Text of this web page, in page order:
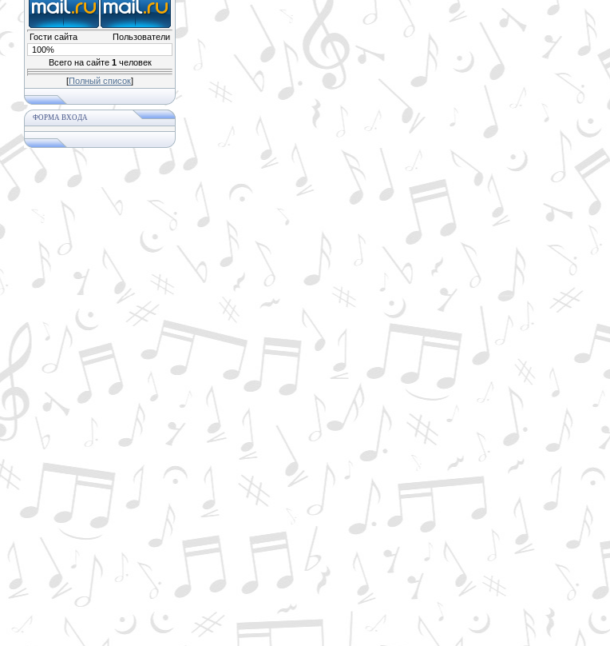
Гости сайта
Пользователи
100%
Всего на сайте 1человек
[Полный список]
ФОРМА ВХОДА